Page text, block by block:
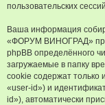
пользовательских
Ваша информация
«ФОРУМ ВИНОГРАД»
phpBB определённого
загружаемые в папку
cookie содержат только
«user-id») и
id»), автоматически